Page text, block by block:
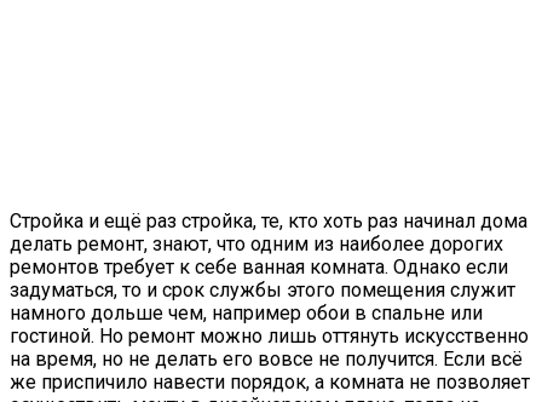
Стройка и ещё раз стройка, те, кто хоть раз начинал дома
делать ремонт, знают, что одним из наиболее дорогих
ремонтов требует к себе ванная комната. Однако если
задуматься, то и срок службы этого помещения служит
намного дольше чем, например обои в спальне или
гостиной. Но ремонт можно лишь оттянуть искусственно
на время, но не делать его вовсе не получится. Если всё
же приспичило навести порядок, а комната не позволяет